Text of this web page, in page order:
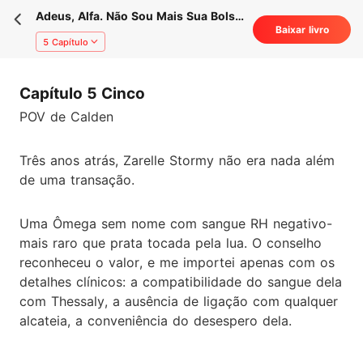
Adeus, Alfa. Não Sou Mais Sua Bolsa
de Sangue
5 Capítulo
Baixar livro
Capítulo 5 Cinco
POV de Calden
Três anos atrás, Zarelle Stormy não era nada além
de uma transação.
Uma Ômega sem nome com sangue RH negativo-
mais raro que prata tocada pela lua. O conselho
reconheceu o valor, e me importei apenas com os
detalhes clínicos: a compatibilidade do sangue dela
com Thessaly, a ausência de ligação com qualquer
alcateia, a conveniência do desespero dela.